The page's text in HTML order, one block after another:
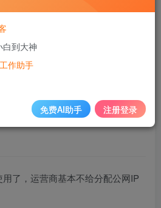
按照性能和综合指标排序，依次是
线
了，运营商基本不给分配公网IP
白到大神
作助手
免费AI助手 注册登录